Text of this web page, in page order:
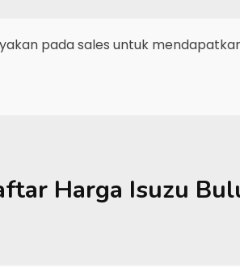
pada sales untuk
Harga Isuzu